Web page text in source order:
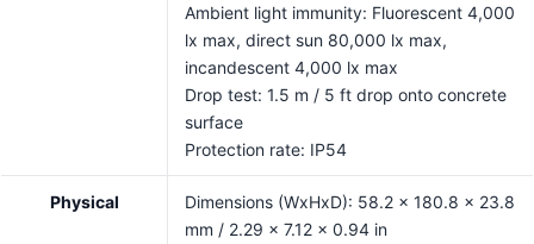
Ambient light immunity: Fluorescent 4,000
lx max, direct sun 80,000 lx max,
incandescent 4,000 lx max
Drop test: 1.5 m / 5 ft drop onto concrete
surface
Protection rate: IP54
Physical
Dimensions (WxHxD): 58.2 x 180.8 x 23.8
mm / 2.29 x 7.12 x 0.94 in